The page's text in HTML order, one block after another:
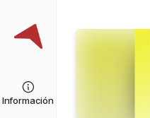
Información